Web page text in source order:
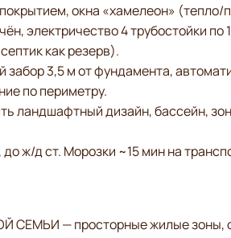
окна «хамелеон» (тепло/
электричество 4 трубостойки по
как резерв).
3,5 м от фундамента,
по периметру.
ландшафтный дизайн, бассейн,
ж/д ст. Морозки ~15 мин на
— просторные жилые зоны,